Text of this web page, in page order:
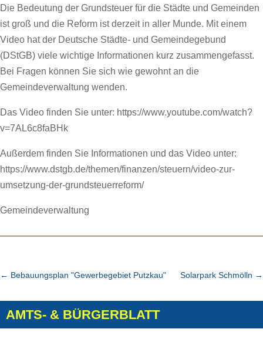
Die Bedeutung der Grundsteuer für die Städte und Gemeinden
ist groß und die Reform ist derzeit in aller Munde. Mit einem
Video hat der Deutsche Städte- und Gemeindegebund
(DStGB) viele wichtige Informationen kurz zusammengefasst.
Bei Fragen können Sie sich wie gewohnt an die
Gemeindeverwaltung wenden.
Das Video finden Sie unter: https://www.youtube.com/watch?
v=7AL6c8faBHk
Außerdem finden Sie Informationen und das Video unter:
https://www.dstgb.de/themen/finanzen/steuern/video-zur-
umsetzung-der-grundsteuerreform/
Gemeindeverwaltung
← Bebauungsplan "Gewerbegebiet Putzkau" Solarpark Schmölln →
AMTS- & BÜRGERBLATT